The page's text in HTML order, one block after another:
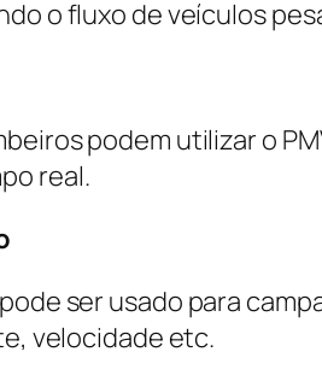
o fluxo de veículos
podem utilizar o
real.
ser usado para
velocidade etc.